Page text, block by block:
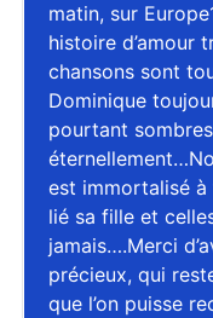
matin, sur
histoire d’amour
chansons sont
Dominique
pourtant
est immortalisé à
lié sa fille et
jamais….Merci
précieux, qui
que l’on puisse